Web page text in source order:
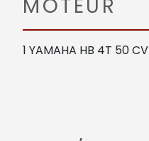
MOTEUR
1 YAMAHA HB 4T 50 CV